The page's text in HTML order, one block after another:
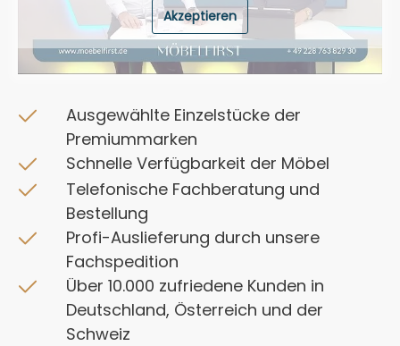
Akzeptieren
Ausgewählte Einzelstücke der
Premiummarken
Schnelle Verfügbarkeit der Möbel
Telefonische Fachberatung und
Bestellung
Profi-Auslieferung durch unsere
Fachspedition
Über 10.000 zufriedene Kunden in
Deutschland, Österreich und der
Schweiz